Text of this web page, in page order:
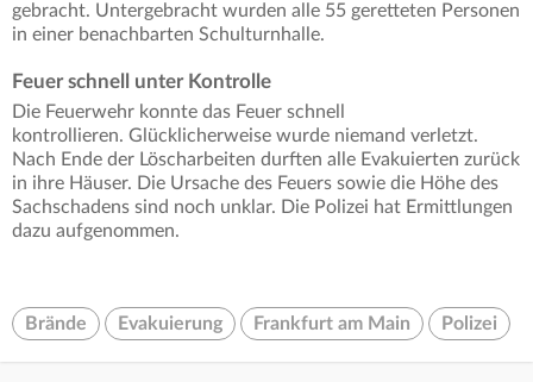
gebracht. Untergebracht wurden alle 55 geretteten Personen
in einer benachbarten Schulturnhalle.
Feuer schnell unter Kontrolle
Die Feuerwehr konnte das Feuer schnell
kontrollieren. Glücklicherweise wurde niemand verletzt.
Nach Ende der Löscharbeiten durften alle Evakuierten zurück
in ihre Häuser. Die Ursache des Feuers sowie die Höhe des
Sachschadens sind noch unklar. Die Polizei hat Ermittlungen
dazu aufgenommen.
Brände Evakuierung Frankfurt am Main Polizei